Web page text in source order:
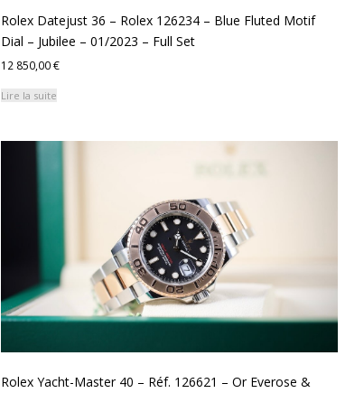
Rolex Datejust 36 – Rolex 126234 – Blue Fluted Motif
Dial – Jubilee – 01/2023 – Full Set
12 850,00€
Lire la suite
Rolex Yacht-Master 40 – Réf. 126621 – Or Everose &